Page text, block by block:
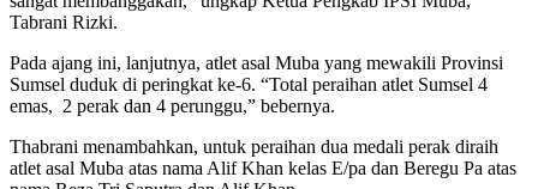
Tabrani Rizki.
Pada ajang ini, lanjutnya, atlet asal Muba yang mewakili Provinsi
Sumsel duduk di peringkat ke-6. “Total peraihan atlet Sumsel 4
emas, 2 perak dan 4 perunggu,” bebernya.
Thabrani menambahkan, untuk peraihan dua medali perak diraih
atlet asal Muba atas nama Alif Khan kelas E/pa dan Beregu Pa atas